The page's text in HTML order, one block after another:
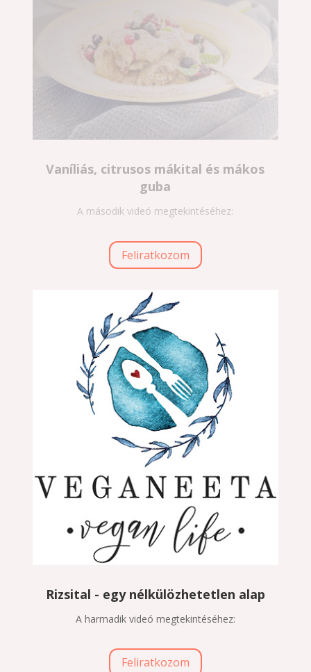
Vaníliás, citrusos mákital és mákos
guba
A második videó megtekintéséhez:
Feliratkozom
Rizsital - egy nélkülözhetetlen alap
A harmadik videó megtekintéséhez:
Feliratkozom